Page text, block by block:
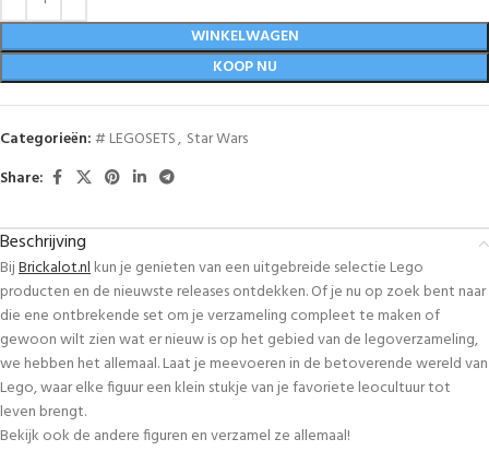
WINKELWAGEN
KOOP NU
Categorieën:# LEGOSETS, Star Wars
Share:
Beschrijving
BijBrickalot.nlkun je genieten van een uitgebreide selectie Lego
producten en de nieuwste releases ontdekken. Of je nu op zoek bent naar
die ene ontbrekende set om je verzameling compleet te maken of
gewoon wilt zien wat er nieuw is op het gebied van de legoverzameling,
we hebben het allemaal. Laat je meevoeren in de betoverende wereld van
Lego, waar elke figuur een klein stukje van je favoriete leocultuur tot
leven brengt.
Bekijk ook de andere figuren en verzamel ze allemaal!